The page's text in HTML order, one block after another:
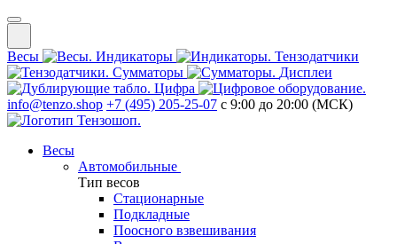
Весы Индикаторы
Тензодатчики
Сумматоры
Дисплеи
Цифра
info@tenzo.shop +7 (495) 205-25-07 с 9:00 до 20:00 (МСК)
Весы
Автомобильные
Тип весов
Стационарные
Подкладные
Поосного взвешивания